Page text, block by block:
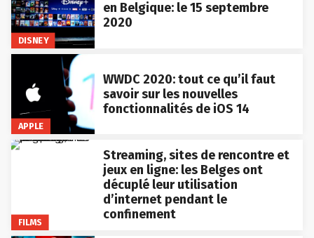
DISNEY
en Belgique: le 15 septembre
2020
APPLE
WWDC 2020: tout ce qu’il faut
savoir sur les nouvelles
fonctionnalités de iOS 14
FILMS
Streaming, sites de rencontre et
jeux en ligne: les Belges ont
décuplé leur utilisation
d’internet pendant le
confinement